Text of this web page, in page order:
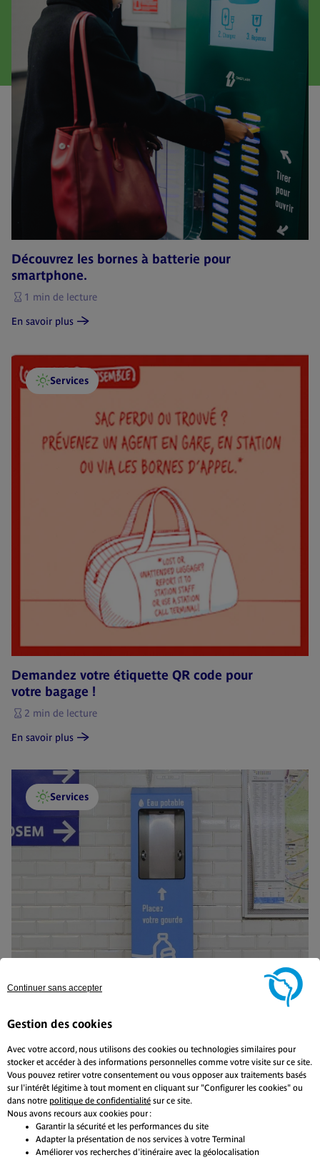
Découvrez les bornes à batterie pour
smartphone.
1 min de lecture
En savoir plus
Services
Demandez votre étiquette QR code pour
votre bagage !
2 min de lecture
En savoir plus
Services
Sur vos trajets, hydratez-vous avec nos 102
fontaines à eau.
1 min de lecture
En savoir plus
Gestion des cookies
Avec votre accord, nous utilisons des cookies ou technologies similaires pour
stocker et accéder à des informations personnelles comme votre visite sur ce site.
Vous pouvez retirer votre consentement ou vous opposer aux traitements basés
sur l'intérêt légitime à tout moment en cliquant sur "Configurer les cookies" ou
dans notre politique de confidentialité sur ce site.
Nous avons recours aux cookies pour :
Garantir la sécurité et les performances du site
Adapter la présentation de nos services à votre Terminal
Améliorer vos recherches d'itinéraire avec la géolocalisation
Continuer sans accepter